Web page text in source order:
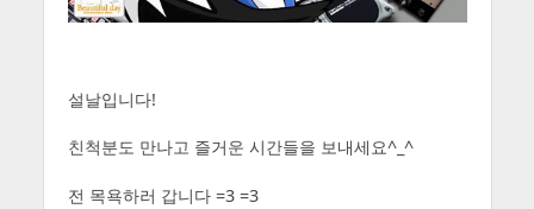
설날입니다!
친척분도 만나고 즐거운 시간들을 보내세요^_^
전 목욕하러 갑니다 =3 =3